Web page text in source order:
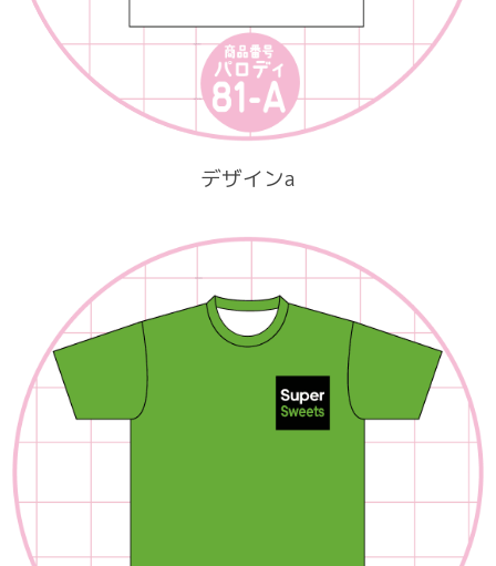
デザインa